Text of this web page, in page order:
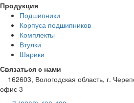
Продукция
Подшипники
Корпуса подшипников
Комплекты
Втулки
Шарики
Связаться с нами
162603, Вологодская область, г.
офис 3